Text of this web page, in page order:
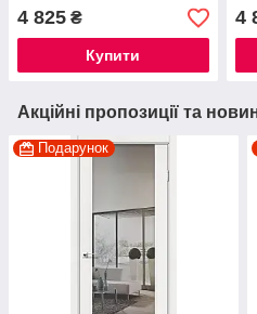
4 825 ₴
Купити
4
Акційні пропозиції та
Подарунок